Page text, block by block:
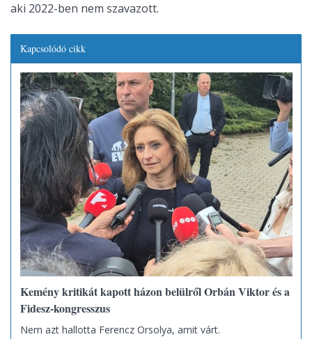
aki 2022-ben nem szavazott.
Kapcsolódó cikk
Kemény kritikát kapott házon belülről Orbán Viktor és a
Fidesz-kongresszus
Nem azt hallotta Ferencz Orsolya, amit várt.